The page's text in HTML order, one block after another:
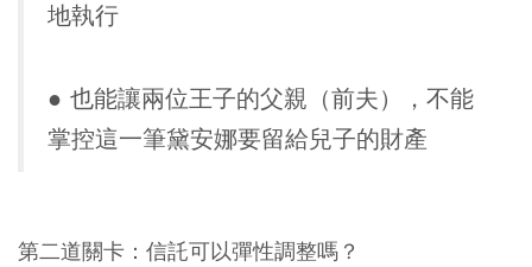
地執行
● 也能讓兩位王子的父親（前夫），不能
掌控這一筆黛安娜要留給兒子的財產
第二道關卡：信託可以彈性調整嗎？